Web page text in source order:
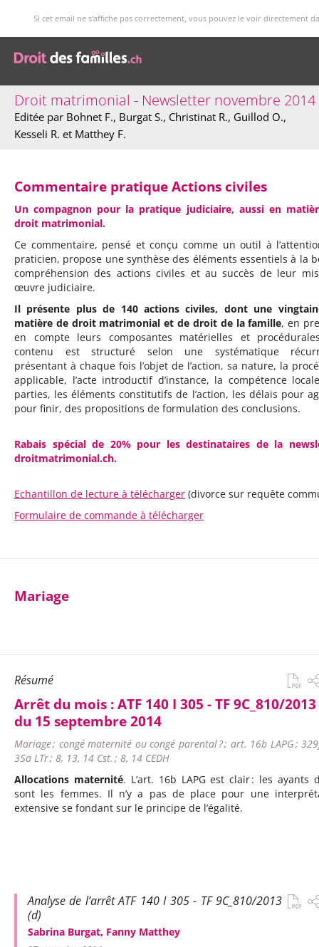
Si cet email ne s'affiche pas correctement, vous pouvez le voir directement
Droit matrimonial - Newsletter novembre 2014
Editée par Bohnet F., Burgat S., Christinat R., Guillod O.,
Kesseli R. et Matthey F.
Commentaire pratique Actions civiles
Un compagnon pour la pratique judiciaire, aussi en
droit matrimonial.
Ce commentaire, pensé et conçu comme un outil à
praticien, propose une synthèse des éléments essentiels à la
compréhension des actions civiles et au succès de leur
œuvre judiciaire.
Il présente plus de 140 actions civiles, dont une
matière de droit matrimonial et de droit de la famille, en
en compte leurs composantes matérielles et
contenu est structuré selon une systématique
présentant à chaque fois l’objet de l’action, sa nature, la
applicable, l’acte introductif d’instance, la compétence
parties, les éléments constitutifs de l’action, les délais pour
pour finir, des propositions de formulation des conclusions.
Rabais spécial de 20% pour les destinataires de la
droitmatrimonial.ch.
Echantillon de lecture à télécharger (divorce sur requête
Formulaire de commande à télécharger
Mariage
Résumé
Arrêt du mois :ATF 140 I 305 - TF 9C_810/
du 15 septembre 2014
Mariage ; congé maternité ou congé parental ? ; art. 16b LAPG ;
35a LTr ; 8, 13, 14 Cst. ; 8, 14 CEDH
Allocations maternité. L’art. 16b LAPG est clair : les ayants
sont les femmes. Il n’y a pas de place pour une
extensive se fondant sur le principe de l’égalité.
Analyse de l’arrêt ATF 140 I 305 - TF 9C_810/2013
(d)
Sabrina Burgat, Fanny Matthey